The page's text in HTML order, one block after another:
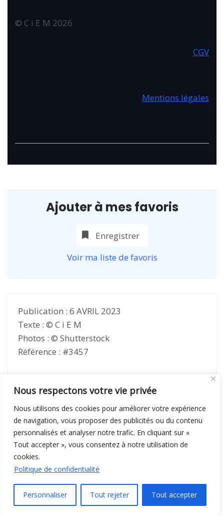
Nous respectons votre vie privée
Nous utilisons des cookies pour améliorer votre expérience
de navigation, vous proposer des publicités ou du contenu
personnalisés et analyser notre trafic. En cliquant sur «
Tout accepter », vous consentez à notre utilisation de
cookies.
Politique de confidentialité
Personnaliser Tout rejeter Tout accepter
Ajouter à mes favoris
Enregistrer
Voir ma liste de favoris
Publication : 6 AVRIL 2023
Texte : © C i E M
Photos : © Shutterstock
Référence : #3457
Droit des patients
❚Mots clés
PLFSS 2023
Sécurité sociale
❚Nombre de signes
3529
© C i E M 2026
CGV
Mentions légales